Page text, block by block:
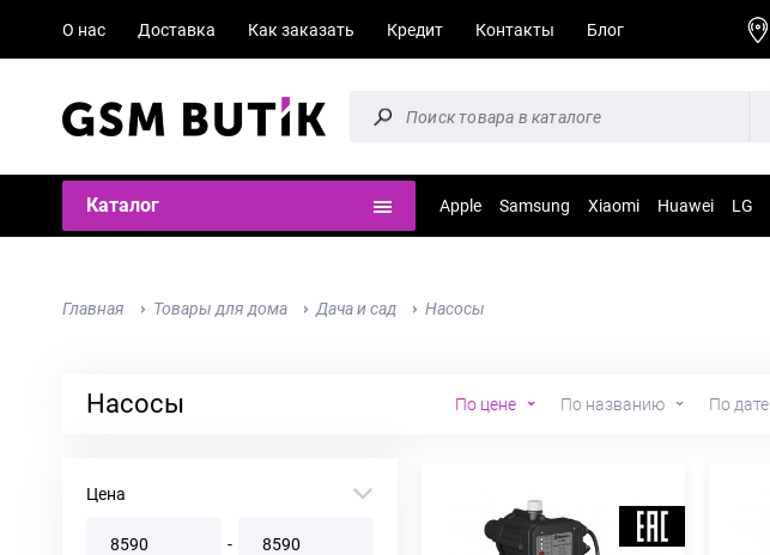
О нас Доставка Как заказать Кредит Контакты Блог
Каталог Apple Samsung Xiaomi Huawei LG
Главная Товары для дома Дача и сад Насосы
Насосы По цене По названию По дате
Цена
-